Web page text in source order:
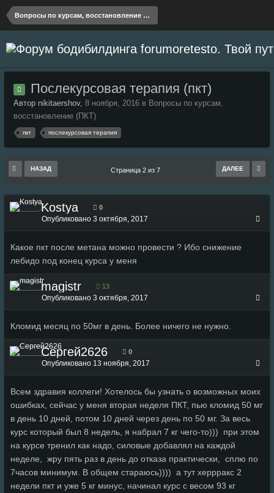
Вопросы по курсам, восстановление (ПКТ)
Послекурсовая терапия (пкт)
Автор nikitaershov, 8 ноября, 2016 в Вопросы по курсам,
восстановление (ПКТ)
пкт послекурсовая терапия
НАЗАД ДАЛЕЕ
Страница 2 из 7
Kostya 0
Опубликовано 3 октября, 2017
Какое пкт после метана можно провести ? Ибо снижение
лебидо под конец курса у меня
magistr 13
Опубликовано 3 октября, 2017
Кломид месяц по 50мг в день. Более ничего не нужно.
Сергей2626 0
Опубликовано 13 ноября, 2017
Всем здравия коллеги! Хотелось бы узнать о возможных моих
ошибках, сейчас у меня вторая неделя ПКТ, пью кломид 50 мг
в день 10 дней, потом 10 дней через день по 50 мг. За весь
курс который был 8 недель, я набрал 7 кг чего-то))) при этом
на курсе тренил как надо, силовые добавлял на каждой
неделе, жру пять раз в день до отказа практически, сплю по
7часов минимум. В общем стараюсь)))) а тут херрракс 2
недели пкт и уже 5 кг минус, начинал курс с весом 93 кг